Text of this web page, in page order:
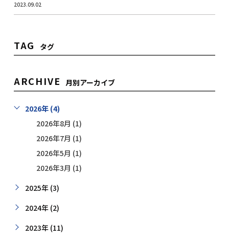
2023.09.02
TAG タグ
ARCHIVE 月別アーカイブ
2026年 (4)
2026年8月 (1)
2026年7月 (1)
2026年5月 (1)
2026年3月 (1)
2025年 (3)
2024年 (2)
2023年 (11)